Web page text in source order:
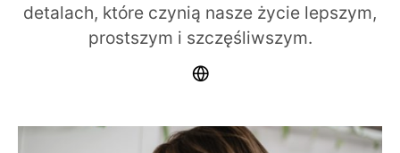
detalach, które czynią nasze życie lepszym,
prostszym i szczęśliwszym.